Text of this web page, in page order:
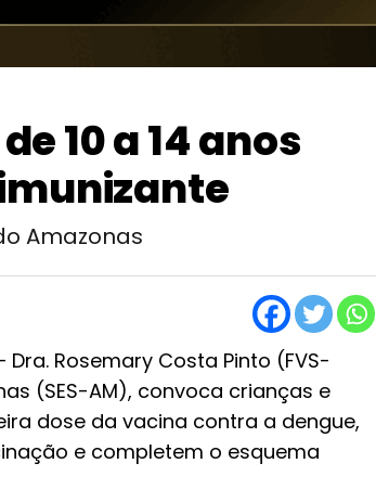
10 a 14 anos
Amazonas
Rosemary Costa Pinto (FVS-
(SES-AM), convoca crianças e
dose da vacina contra a dengue,
e completem o esquema